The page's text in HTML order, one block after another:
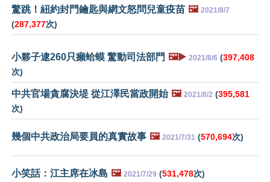
驚跳！紐約封門鑰匙與網文怒問兒童疫苗 🖼️ 2021/8/7
(287,377次)
小夥子逮260只癩蛤蟆 驚動司法部門 🖼️▶️ 2021/8/6 (397,408
次)
中共官場貪腐決堤 從江澤民當政開始 🖼️ 2021/8/2 (395,581
次)
幾個中共政治局要員的真實故事 🖼️ 2021/7/31 (570,694次)
小笑話：江主席在冰島 🖼️ 2021/7/29 (531,478次)